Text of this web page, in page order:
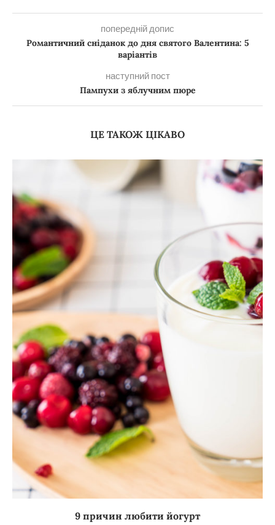
попередній допис
Романтичний сніданок до дня святого Валентина: 5
варіантів
наступний пост
Пампухи з яблучним пюре
ЦЕ ТАКОЖ ЦІКАВО
9 причин любити йогурт